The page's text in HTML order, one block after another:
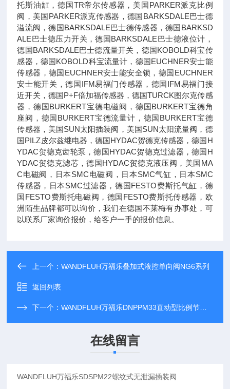
托斯油缸，德国TR帝尔传感器，美国PARKER派克比例
阀，美国PARKER派克传感器，德国BARKSDALE巴士德
溢流阀，德国BARKSDALE巴士德传感器，德国BARKSD
ALE巴士德压力开关，德国BARKSDALE巴士德液位计，
德国BARKSDALE巴士德流量开关，德国KOBOLD科宝传
感器，德国KOBOLD科宝流量计，德国EUCHNER安士能
传感器，德国EUCHNER安士能安全锁，德国EUCHNER
安士能开关，德国IFM易福门传感器，德国IFM易福门接
近开关，德国P+F倍加福传感器，德国TURCK图尔克传感
器，德国BURKERT宝德电磁阀，德国BURKERT宝德角
座阀，德国BURKERT宝德流量计，德国BURKERT宝德
传感器，美国SUN太阳插装阀，美国SUN太阳流量阀，德
国PILZ皮尔兹继电器，德国HYDAC贺德克传感器，德国H
YDAC贺德克齿轮泵，德国HYDAC贺德克过滤器，德国H
YDAC贺德克滤芯，德国HYDAC贺德克液压阀，美国MA
C电磁阀，日本SMC电磁阀，日本SMC气缸，日本SMC
传感器，日本SMC过滤器，德国FESTO费斯托气缸，德
国FESTO费斯托电磁阀，德国FESTO费斯托传感器，欧
洲陌生品牌都可以询价，我们在德国不莱梅有办事处，可
以联系厂家询价报价，给客户一手的报价信息。
上一个：WANDFLUH万福乐叠加式液控单向阀NG6系列
返回列表
下一个：WANDFLUH万福乐DNPPM33直动型比例节流阀
在线留言